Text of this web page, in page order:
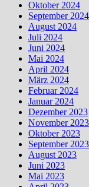
Oktober 2024
September 2024
August 2024
Juli 2024
Juni 2024
Mai 2024
April 2024
März 2024
Februar 2024
Januar 2024
Dezember 2023
November 2023
Oktober 2023
September 2023
August 2023
Juni 2023
Mai 2023